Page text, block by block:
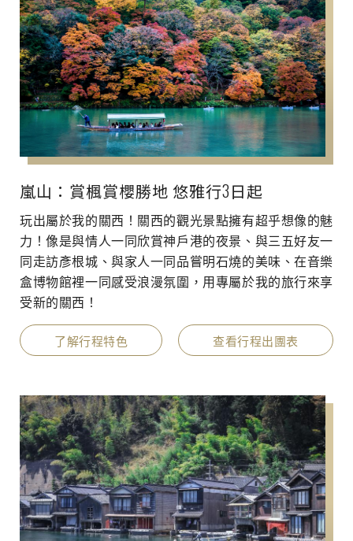
嵐山：賞楓賞櫻勝地 悠雅行3日起
玩出屬於我的關西！關西的觀光景點擁有超乎想像的魅
力！像是與情人一同欣賞神戶港的夜景、與三五好友一
同走訪彥根城、與家人一同品嘗明石燒的美味、在音樂
盒博物館裡一同感受浪漫氛圍，用專屬於我的旅行來享
受新的關西！
了解行程特色 查看行程出團表